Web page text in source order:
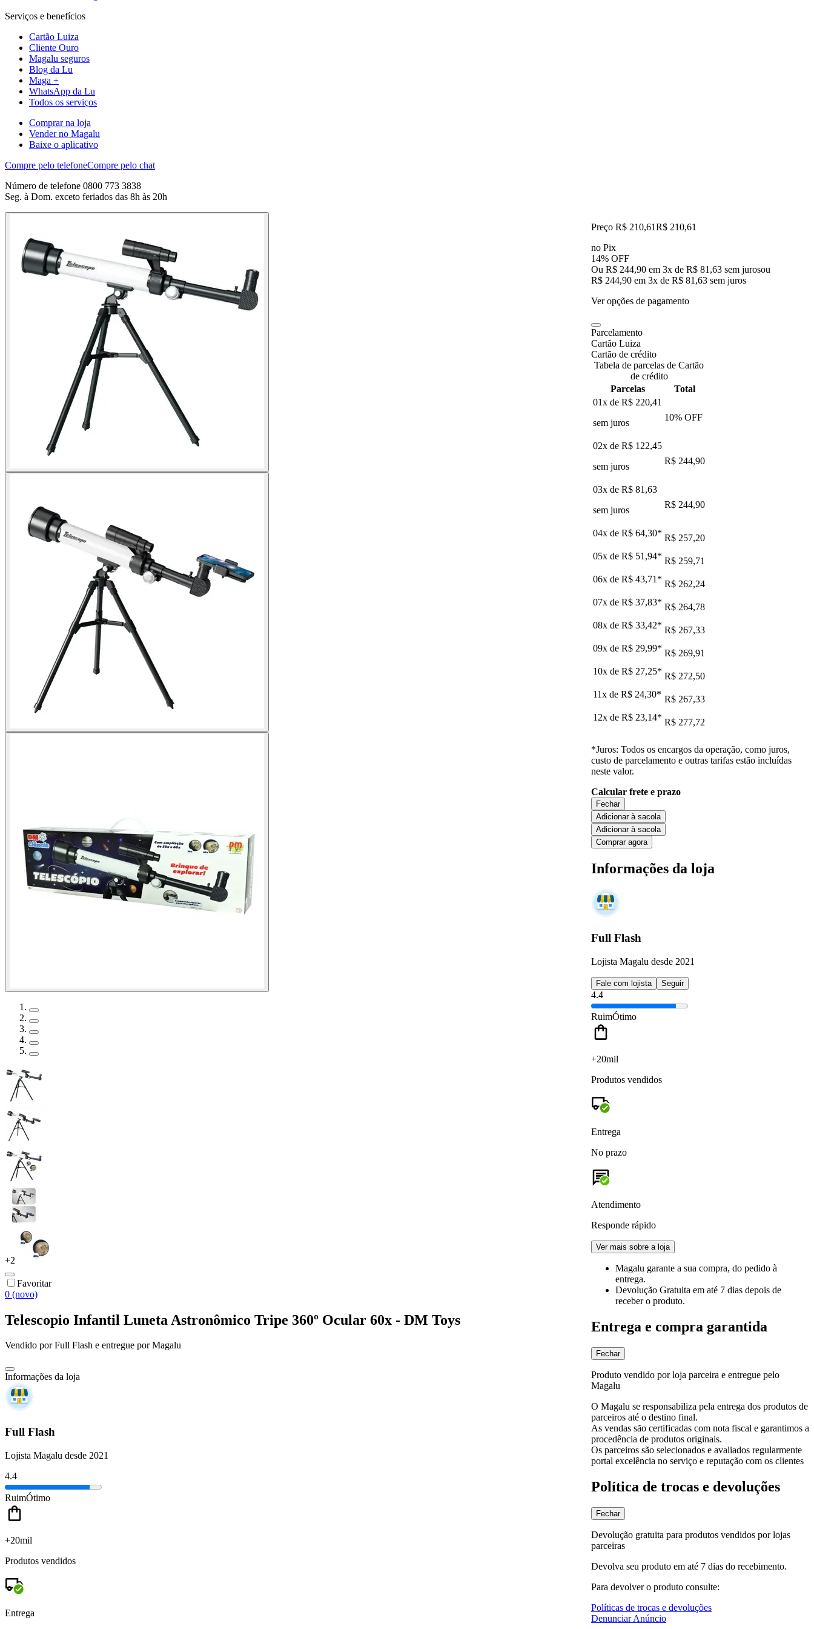
Serviços e benefícios
Cartão Luiza
Cliente Ouro
Magalu seguros
Blog da Lu
Maga +
WhatsApp da Lu
Todos os serviços
Comprar na loja
Vender no Magalu
Baixe o aplicativo
Compre pelo telefoneCompre pelo chat
Número de telefone 0800 773 3838
Seg. à Dom. exceto feriados das 8h às 20h
+2
Favoritar
0 (novo)
Telescopio Infantil Luneta Astronômico Tripe 360º Ocular 60x - DM Toys
Vendido porFull Flash e entregue por Magalu
Informações da loja
Full Flash
Lojista Magalu desde 2021
4.4
RuimÓtimo
+20mil
Produtos vendidos
Entrega
Preço R$ 210,61R$ 210,61
no Pix
14% OFF
Ou R$ 244,90 em 3x de R$ 81,63 sem jurosou
R$ 244,90 em 3x de R$ 81,63 sem juros
Ver opções de pagamento
Parcelamento
Cartão Luiza
Cartão de crédito
Tabela de parcelas de Cartão
de crédito
Parcelas
Total
01x de R$ 220,41
sem juros
10% OFF
02x de R$ 122,45
sem juros
R$ 244,90
03x de R$ 81,63
sem juros
R$ 244,90
04x de R$ 64,30* R$ 257,20
05x de R$ 51,94* R$ 259,71
06x de R$ 43,71 * R$ 262,24
07x de R$ 37,83* R$ 264,78
08x de R$ 33,42* R$ 267,33
09x de R$ 29,99* R$ 269,91
10x de R$ 27,25* R$ 272,50
11x de R$ 24,30* R$ 267,33
12x de R$ 23,14* R$ 277,72
*Juros: Todos os encargos da operação, como juros,
custo de parcelamento e outras tarifas estão incluídas
neste valor.
Calcular frete e prazo
Fechar
Adicionar à sacola
Adicionar à sacola
Comprar agora
Informações da loja
Full Flash
Lojista Magalu desde 2021
Fale com lojista Seguir
4.4
RuimÓtimo
+20mil
Produtos vendidos
Entrega
No prazo
Atendimento
Responde rápido
Ver mais sobre a loja
Magalu garante a sua compra, do pedido à
entrega.
Devolução Gratuita em até 7 dias depois de
receber o produto.
Entrega e compra garantida
Fechar
Produto vendido por loja parceira e entregue pelo
Magalu
O Magalu se responsabiliza pela entrega dos produtos de
parceiros até o destino final.
As vendas são certificadas com nota fiscal e garantimos a
procedência de produtos originais.
Os parceiros são selecionados e avaliados regularmente
portal excelência no serviço e reputação com os clientes
Política de trocas e devoluções
Fechar
Devolução gratuita para produtos vendidos por lojas
parceiras
Devolva seu produto em até 7 dias do recebimento.
Para devolver o produto consulte:
Políticas de trocas e devoluções
Denunciar Anúncio